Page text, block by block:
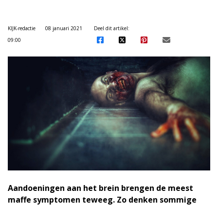
KIJK-redactie
08 januari 2021
09:00
Deel dit artikel:
Aandoeningen aan het brein brengen de meest
maffe symptomen teweeg. Zo denken sommige